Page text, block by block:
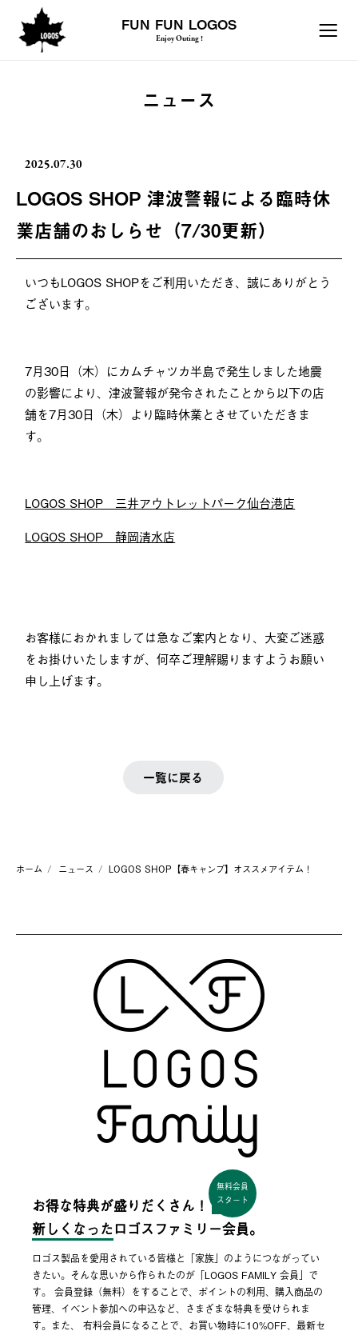
FUN FUN LOGOS
Enjoy Outing !
ニュース
2025.07.30
LOGOS SHOP 津波警報による臨時休
業店舗のおしらせ（7/30更新）
いつもLOGOS SHOPをご利用いただき、誠にありがとう
ございます。
7月30日（木）にカムチャツカ半島で発生しました地震
の影響により、津波警報が発令されたことから以下の店
舗を7月30日（木）より臨時休業とさせていただきま
す。
LOGOS SHOP 三井アウトレットパーク仙台港店
LOGOS SHOP 静岡清水店
お客様におかれましては急なご案内となり、大変ご迷惑
をお掛けいたしますが、何卒ご理解賜りますようお願い
申し上げます。
一覧に戻る
ホーム ニュース LOGOS SHOP【春キャンプ】オススメアイテム！
お得な特典が盛りだくさん！
無料会員
スタート
新しくなった ロゴスファミリー会員。
ロゴス製品を愛用されている皆様と「家族」のようにつながってい
きたい。そんな思いから作られたのが「LOGOS FAMILY 会員」で
す。 会員登録（無料）をすることで、ポイントの利用、購入商品の
管理、イベント参加への申込など、さまざまな特典を受けられま
す。また、 有料会員になることで、お買い物時に10%OFF、最新セ